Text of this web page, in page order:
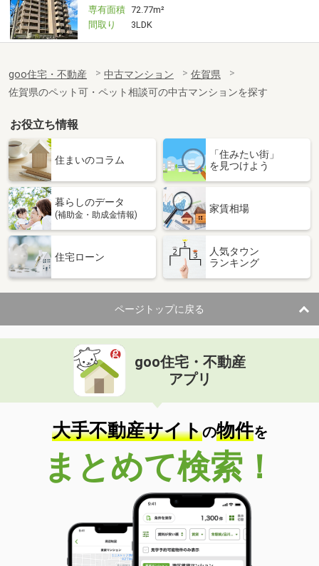
専有面積 72.77m²
間取り
3LDK
goo住宅・不動産 中古マンション
佐賀県
佐賀県のペット可・ペット相談可の中古マンションを探す
お役立ち情報
住まいのコラム
「住みたい街」
を見つけよう
暮らしのデータ
(補助金・助成金情報)
家賃相場
住宅ローン
人気タウン
ランキング
ページトップに戻る
goo住宅・不動産
アプリ
大手不動産サイトの物件を
まとめて検索！